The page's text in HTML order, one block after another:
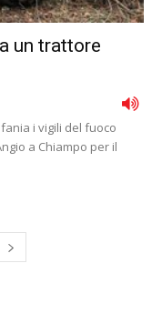
un trattore
i vigili del fuoco
a Chiampo per il